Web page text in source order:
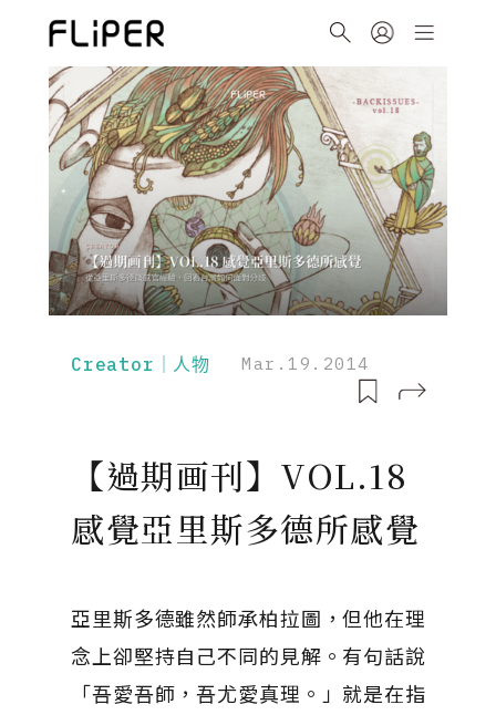
Creator｜人物 Mar.19.2014
【過期画刊】VOL.18
感覺亞里斯多德所感覺
亞里斯多德雖然師承柏拉圖，但他在理
念上卻堅持自己不同的見解。有句話說
「吾愛吾師，吾尤愛真理。」就是在指